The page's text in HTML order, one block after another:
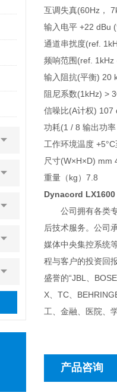
互调失真(60Hz，
输入电平 +22 dBu
通道串扰度(ref.
频响范围(ref.
输入阻抗(平衡) 20
阻尼系数(1kHz) >
信噪比(A计权) 107
功耗(1 / 8 输出功
工作环境温度
尺寸(W×H×D) mm
重量（kg）7.8
Dynacord LX1600
公司拥有各类专
后技术服务。公司
媒体中央集控系统
程与客户的投资回
盛誉的“JBL、
X、TC、
工、金融、医院、
产品咨询